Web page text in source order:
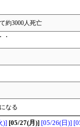
約3000人死亡
・
なる
)] [05/27(月)] [05/26(日)]